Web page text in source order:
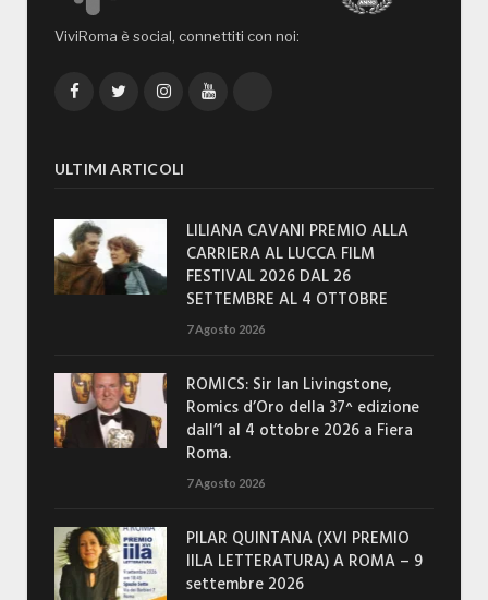
ViviRoma è social, connettiti con noi:
FacebookTwitterInstagramYouTube
ULTIMI ARTICOLI
LILIANA CAVANI PREMIO ALLA
CARRIERA AL LUCCA FILM
FESTIVAL 2026 DAL 26
SETTEMBRE AL 4 OTTOBRE
7 Agosto 2026
ROMICS: Sir Ian Livingstone,
Romics d’Oro della 37^ edizione
dall’1 al 4 ottobre 2026 a Fiera
Roma.
7 Agosto 2026
PILAR QUINTANA (XVI PREMIO
IILA LETTERATURA) A ROMA – 9
settembre 2026